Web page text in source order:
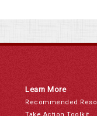
Learn More
Recommended